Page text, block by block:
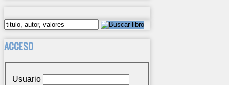
ACCESO
Usuario